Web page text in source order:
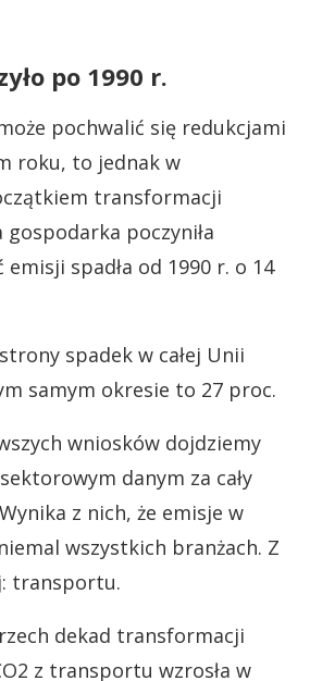
po 1990 r.
pochwalić się redukcjami
roku, to jednak w
transformacji
poczyniła
spadła od 1990 r. o 14
spadek w całej Unii
samym okresie to 27 proc.
wniosków dojdziemy
danym za cały
z nich, że emisje w
wszystkich branżach. Z
transportu.
dekad transformacji
z transportu wzrosła w